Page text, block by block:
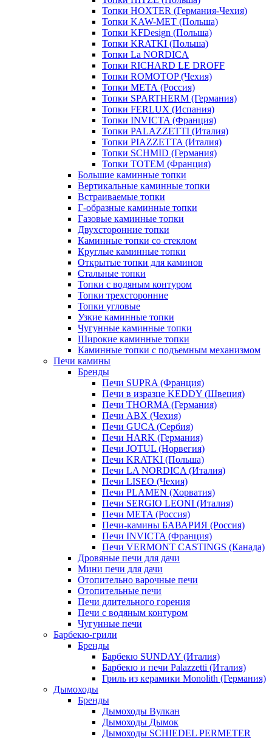
Топки HOXTER (Германия-Чехия)
Топки KAW-MET (Польша)
Топки KFDesign (Польша)
Топки KRATKI (Польша)
Топки La NORDICA
Топки RICHARD LE DROFF
Топки ROMOTOP (Чехия)
Топки МЕТА (Россия)
Топки SPARTHERM (Германия)
Топки FERLUX (Испания)
Топки INVICTA (Франция)
Топки PALAZZETTI (Италия)
Топки PIAZZETTA (Италия)
Топки SCHMID (Германия)
Топки TOTEM (Франция)
Большие каминные топки
Вертикальные каминные топки
Встраиваемые топки
Г-образные каминные топки
Газовые каминные топки
Двухсторонние топки
Каминные топки со стеклом
Круглые каминные топки
Открытые топки для каминов
Стальные топки
Топки с водяным контуром
Топки трехсторонние
Топки угловые
Узкие каминные топки
Чугунные каминные топки
Широкие каминные топки
Каминные топки с подъемным механизмом
Печи камины
Бренды
Печи SUPRA (Франция)
Печи в изразце KEDDY (Швеция)
Печи THORMA (Германия)
Печи ABX (Чехия)
Печи GUCA (Сербия)
Печи HARK (Германия)
Печи JOTUL (Норвегия)
Печи KRATKI (Польша)
Печи LA NORDICA (Италия)
Печи LISEO (Чехия)
Печи PLAMEN (Хорватия)
Печи SERGIO LEONI (Италия)
Печи META (Россия)
Печи-камины БАВАРИЯ (Россия)
Печи INVICTA (Франция)
Печи VERMONT CASTINGS (Канада)
Дровяные печи для дачи
Мини печи для дачи
Отопительно варочные печи
Отопительные печи
Печи длительного горения
Печи с водяным контуром
Чугунные печи
Барбекю-грили
Бренды
Барбекю SUNDAY (Италия)
Барбекю и печи Palazzetti (Италия)
Гриль из керамики Monolith (Германия)
Дымоходы
Бренды
Дымоходы Вулкан
Дымоходы Дымок
Дымоходы SCHIEDEL PERMETER